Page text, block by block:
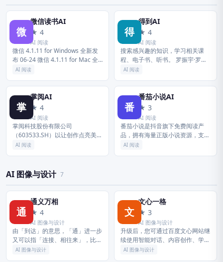
微
微信读书AI
★ 4
AI 阅读
微信 4.1.11 for Windows 全新发
布 06-24 微信 4.1.11 for Mac 全
新发布 06-24 微信输入法 3.5.0
AI 阅读
得
得到AI
★ 4
AI 阅读
搜索感兴趣的知识，学习相关课
程、电子书、听书。 罗振宇·罗辑
思维、薛兆丰·经济学、武志红·心
家学者的独家课程免费试读。 ...
AI 阅读
掌
掌阅AI
★ 4
AI 阅读
掌阅科技股份有限公司
（603533.SH）以让创作点亮美好
时光为使命，是国内领先的以数字
生产...
AI 阅读
番
番茄小说AI
★ 3
AI 阅读
番茄小说是抖音旗下免费阅读产
品，拥有海量正版小说资源，支持
听书畅读，提供书荒广场、优质书
AI 阅读
AI 图像与设计 7
通
通义万相
★ 4
AI 图像与设计
由「到达」的意思，「通」进一步
又可以指「连接、相往来」，比如
「通商、串通、沟通、互通有
AI 图像与设计
文
文心一格
★ 3
AI 图像与设计
升级后，您可通过百度文心网站继
续使用智能对话、内容创作、学习
办公、信息查询等功能，并体验最
AI 图像与设计